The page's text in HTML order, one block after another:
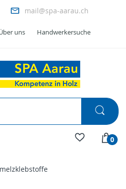
mail@spa-aarau.ch
uns Handwerkersuche
0